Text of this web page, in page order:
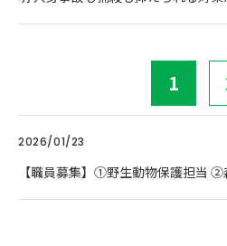
1
2026/01/23
【職員募集】①野生動物保護担当 ②